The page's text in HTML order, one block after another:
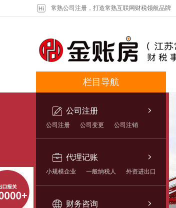
常熟公司注册，打造常熟互联网财税领航品牌
栏目导航
公司注册
公司注册 公司变更 公司注销
代理记账
小规模企业 一般纳税人 外资进出口
财务咨询